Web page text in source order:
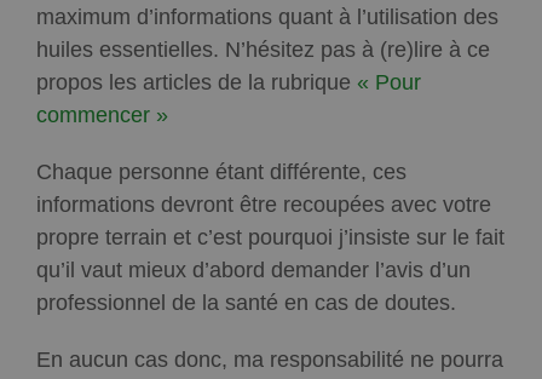
maximum d’informations quant à l’utilisation des
huiles essentielles. N’hésitez pas à (re)lire à ce
propos les articles de la rubrique « Pour
commencer »
Chaque personne étant différente, ces
informations devront être recoupées avec votre
propre terrain et c’est pourquoi j’insiste sur le fait
qu’il vaut mieux d’abord demander l’avis d’un
professionnel de la santé en cas de doutes.
En aucun cas donc, ma responsabilité ne pourra